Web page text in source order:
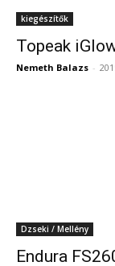
kiegészítők
Topeak
Nemeth Balazs -
Dzseki / Mellény
Endura